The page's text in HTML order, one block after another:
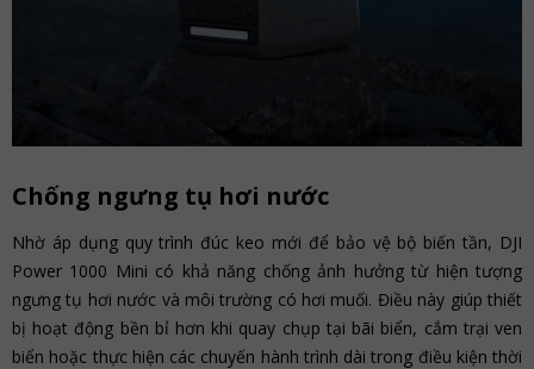
Chống ngưng tụ hơi nước
Nhờ áp dụng quy trình đúc keo mới để bảo vệ bộ biến tần, DJI
Power 1000 Mini có khả năng chống ảnh hưởng từ hiện tượng
ngưng tụ hơi nước và môi trường có hơi muối. Điều này giúp thiết
bị hoạt động bền bỉ hơn khi quay chụp tại bãi biển, cắm trại ven
biển hoặc thực hiện các chuyến hành trình dài trong điều kiện thời